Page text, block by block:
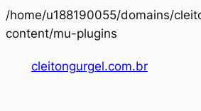
/home/u188190055/domains/
content/mu-plugins
o
cleitongurgel.com.br